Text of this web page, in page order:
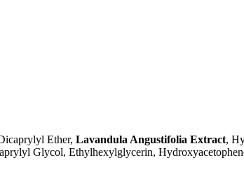
Ether, Lavandula Angustifolia Extract,
Glycol, Ethylhexylglycerin,